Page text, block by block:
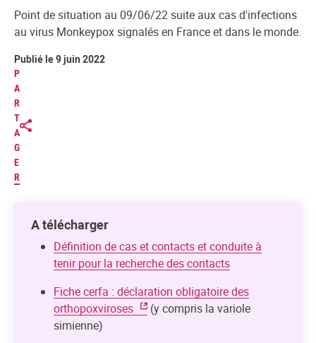
Point de situation au 09/06/22 suite aux cas d'infections
au virus Monkeypox signalés en France et dans le monde.
P
A
R
T
A
G
E
R
Publié le 9 juin 2022
A télécharger
Définition de cas et contacts et conduite à
tenir pour la recherche des contacts
Fiche cerfa : déclaration obligatoire des
orthopoxviroses
(y compris la variole
simienne)